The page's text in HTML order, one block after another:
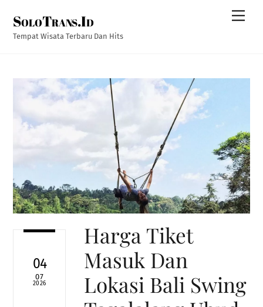
content
SoloTrans.Id
Tempat Wisata Terbaru Dan Hits
04
07
2026
Harga Tiket
Masuk Dan
Lokasi Bali Swing